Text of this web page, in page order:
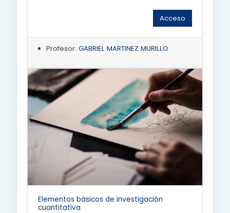
Acceso
Profesor: GABRIEL MARTINEZ MURILLO
Elementos básicos de investigación
cuantitativa